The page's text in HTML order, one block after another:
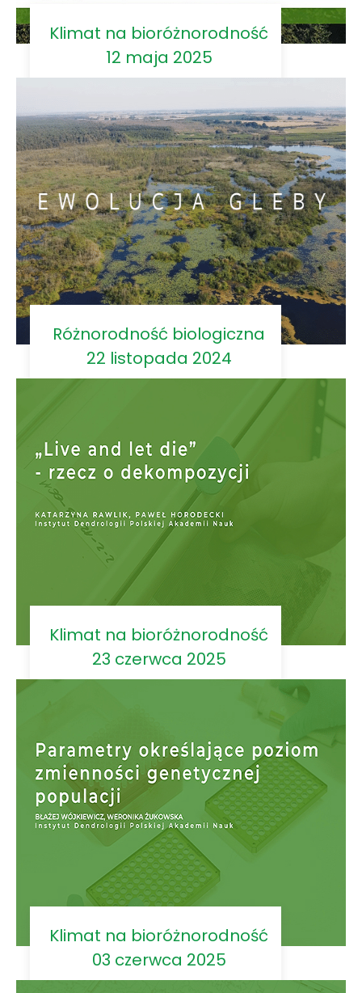
Klimat na bioróżnorodność
12 maja 2025
Różnorodność biologiczna
22 listopada 2024
Klimat na bioróżnorodność
23 czerwca 2025
Klimat na bioróżnorodność
03 czerwca 2025